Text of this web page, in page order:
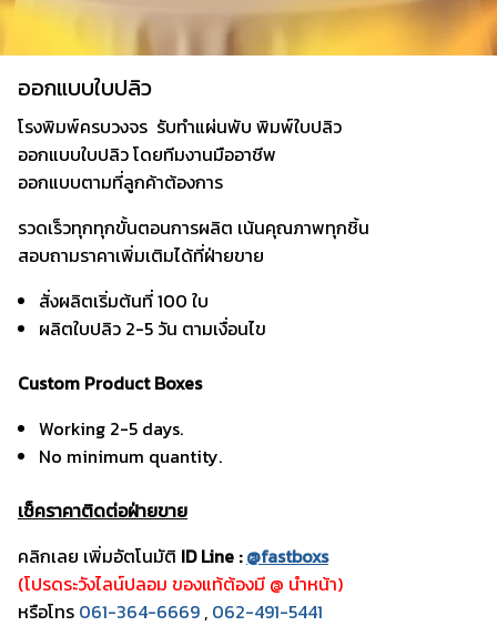
ออกแบบใบปลิว
โรงพิมพ์ครบวงจร รับทำแผ่นพับ พิมพ์ใบปลิว
ออกแบบใบปลิว โดยทีมงานมืออาชีพ
ออกแบบตามที่ลูกค้าต้องการ
รวดเร็วทุกทุกขั้นตอนการผลิต เน้นคุณภาพทุกชิ้น
สอบถามราคาเพิ่มเติมได้ที่ฝ่ายขาย
สั่งผลิตเริ่มต้นที่ 100 ใบ
ผลิตใบปลิว 2-5 วัน ตามเงื่อนไข
Custom Product Boxes
Working 2-5 days.
No minimum quantity.
เช็คราคาติดต่อฝ่ายขาย
คลิกเลย เพิ่มอัตโนมัติ ID Line :@fastboxs
(โปรดระวังไลน์ปลอม ของแท้ต้องมี @ นำหน้า)
หรือโทร 061-364-6669 , 062-491-5441